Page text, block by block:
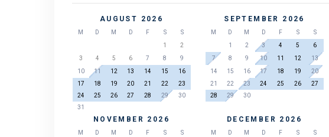
AUGUST 2026
M D M D F S
S
1
2
3
4 5 6 7 8
9
10
11 12 13 14 15
16
17
18 19 20 21 22
23
24
25 26 27 28 29
30
31
SEPTEMBER 2026
M D M D F S
S
1
2 3 4 5
6
7
8 9 10 11 12
13
14
15 16 17 18 19
20
21
22 23 24 25 26
27
28
29 30
NOVEMBER 2026
M D M D F S
S
DECEMBER 2026
M D M D F S
S